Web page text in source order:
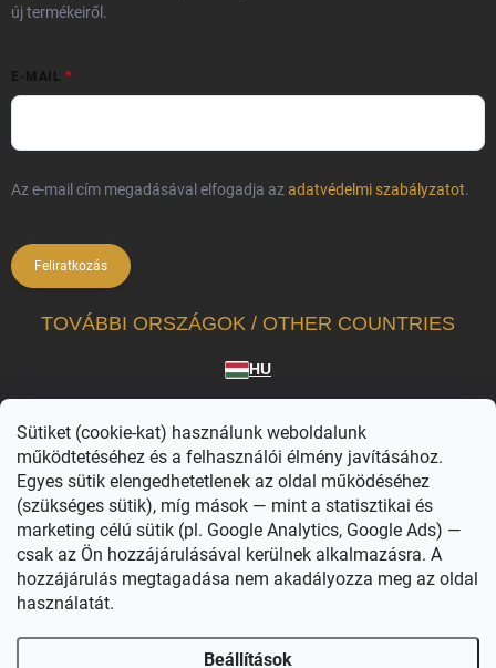
Sütiket (cookie-kat) használunk weboldalunk
működtetéséhez és a felhasználói élmény javításához.
Egyes sütik elengedhetetlenek az oldal működéséhez
(szükséges sütik), míg mások — mint a statisztikai és
marketing célú sütik (pl. Google Analytics, Google Ads) —
csak az Ön hozzájárulásával kerülnek alkalmazásra. A
hozzájárulás megtagadása nem akadályozza meg az oldal
használatát.
Beállítások
új termékeiről.
E-MAIL
Az e-mail cím megadásával elfogadja azadatvédelmi szabályzatot.
Feliratkozás
TOVÁBBI ORSZÁGOK / OTHER COUNTRIES
HU
A WIZARDING WORLD karakterei, nevei és kapcsolódó megjelölései © & ™ Warner
Bros. Entertainment Inc. WB SHIELD: © & ™ WBEI. Kiadói jogok © JKR. (s26)